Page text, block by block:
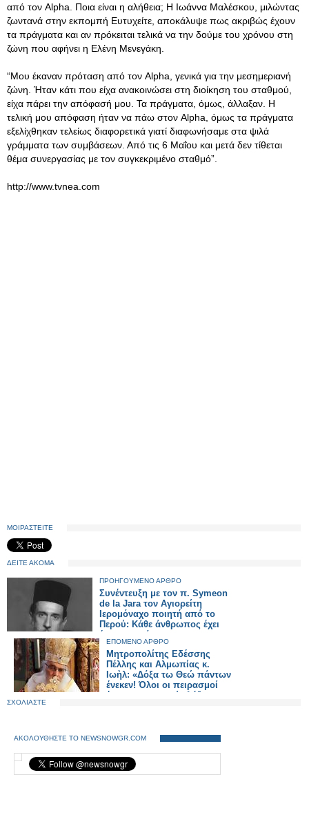
από τον Alpha. Ποια είναι η αλήθεια; Η Ιωάννα Μαλέσκου, μιλώντας
ζωντανά στην εκπομπή Ευτυχείτε, αποκάλυψε πως ακριβώς έχουν
τα πράγματα και αν πρόκειται τελικά να την δούμε του χρόνου στη
ζώνη που αφήνει η Ελένη Μενεγάκη.
“Μου έκαναν πρόταση από τον Alpha, γενικά για την μεσημεριανή
ζώνη. Ήταν κάτι που είχα ανακοινώσει στη διοίκηση του σταθμού,
είχα πάρει την απόφασή μου. Τα πράγματα, όμως, άλλαξαν. Η
τελική μου απόφαση ήταν να πάω στον Alpha, όμως τα πράγματα
εξελίχθηκαν τελείως διαφορετικά γιατί διαφωνήσαμε στα ψιλά
γράμματα των συμβάσεων. Από τις 6 Μαΐου και μετά δεν τίθεται
θέμα συνεργασίας με τον συγκεκριμένο σταθμό”.
http://www.tvnea.com
ΜΟΙΡΑΣΤΕΙΤΕ
ΔΕΙΤΕ ΑΚΟΜΑ
ΠΡΟΗΓΟΥΜΕΝΟ ΑΡΘΡΟ
Συνέντευξη με τον π. Symeon
de la Jara τον Αγιορείτη
Ιερομόναχο ποιητή από το
Περού: Κάθε άνθρωπος έχει
ένα μονοπάτι
ΕΠΟΜΕΝΟ ΑΡΘΡΟ
Μητροπολίτης Εδέσσης
Πέλλης και Αλμωπίας κ.
Ιωὴλ: «Δόξα τω Θεώ πάντων
ένεκεν! Όλοι οι πειρασμοί
έχουν ημερομηνία λήξεως»
ΣΧΟΛΙΑΣΤΕ
ΑΚΟΛΟΥΘΗΣΤΕ ΤΟ NEWSNOWGR.COM